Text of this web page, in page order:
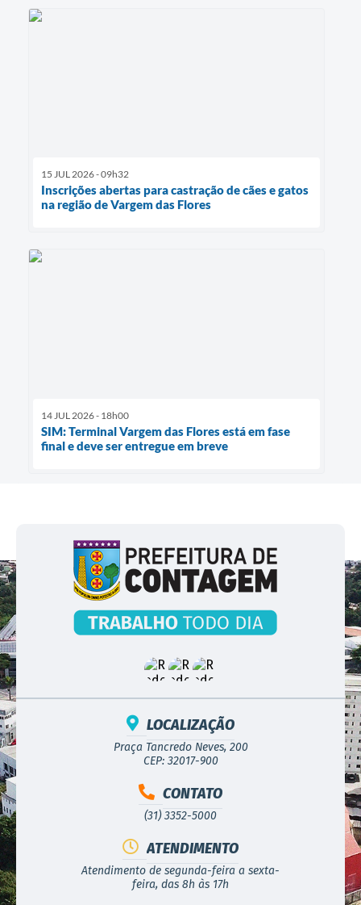
15 JUL 2026 - 09h32
Inscrições abertas para castração de cães e gatos
na região de Vargem das Flores
14 JUL 2026 - 18h00
SIM: Terminal Vargem das Flores está em fase
final e deve ser entregue em breve
LOCALIZAÇÃO
Praça Tancredo Neves, 200
CEP: 32017-900
CONTATO
(31) 3352-5000
ATENDIMENTO
Atendimento de segunda-feira a sexta-
feira, das 8h às 17h